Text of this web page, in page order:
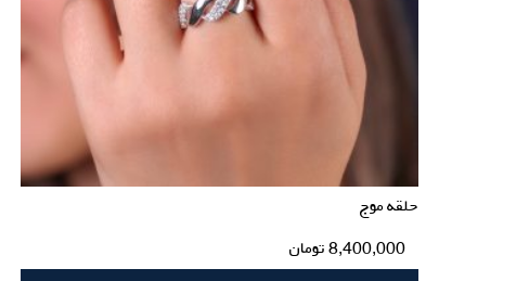
حلقه موج
8,400,000تومان